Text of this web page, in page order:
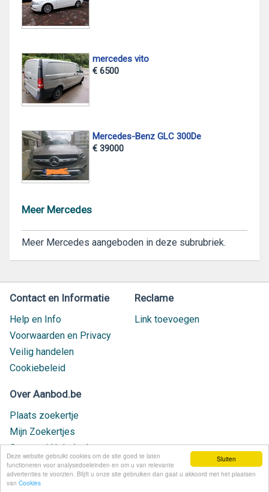
Sluiten
Deze website gebruikt cookies om de site goed te laten
functioneren voor analysedoeleinden en om u van relevante
advertenties te voorzien. Blijft u onze site gebruiken dan gaat u akkoord met het plaatsen
van Cookies
mercedes vito
€ 6500
Mercedes-Benz GLC 300De
€ 39000
Meer Mercedes
Meer Mercedes aangeboden in deze subrubriek.
Contact en Informatie
Help en Info
Voorwaarden en Privacy
Veilig handelen
Cookiebeleid
Reclame
Link toevoegen
Over Aanbod.be
Plaats zoekertje
Mijn Zoekertjes
Contact / Helpdesk
Nieuw geplaatst